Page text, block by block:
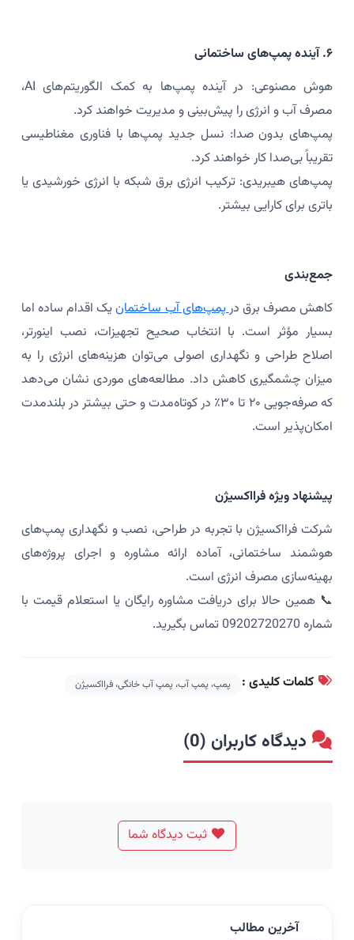
آخرین مطالب
۶. آینده پمپ‌های ساختمانی
هوش مصنوعی: در آینده پمپ‌ها به کمک الگوریتم‌های AI،
مصرف آب و انرژی را پیش‌بینی و مدیریت خواهند کرد.
پمپ‌های بدون صدا: نسل جدید پمپ‌ها با فناوری مغناطیسی
تقریباً بی‌صدا کار خواهند کرد.
پمپ‌های هیبریدی: ترکیب انرژی برق شبکه با انرژی خورشیدی یا
باتری برای کارایی بیشتر.
جمع‌بندی
کاهش مصرف برق درپمپ‌های آب ساختمانیک اقدام ساده اما
بسیار مؤثر است. با انتخاب صحیح تجهیزات، نصب اینورتر،
اصلاح طراحی و نگهداری اصولی می‌توان هزینه‌های انرژی را به
میزان چشمگیری کاهش داد. مطالعه‌های موردی نشان می‌دهد
که صرفه‌جویی ۲۰ تا ۳۰٪ در کوتاه‌مدت و حتی بیشتر در بلندمدت
امکان‌پذیر است.
پیشنهاد ویژه فرااکسیژن
شرکت فرااکسیژن با تجربه در طراحی، نصب و نگهداری پمپ‌های
هوشمند ساختمانی، آماده ارائه مشاوره و اجرای پروژه‌های
بهینه‌سازی مصرف انرژی است.
📞 همین حالا برای دریافت مشاوره رایگان یا استعلام قیمت با
شماره 09202720270 تماس بگیرید.
کلمات کلیدی : پمپ، پمپ آب، پمپ آب خانگی، فرااکسیژن
دیدگاه کاربران (0)
ثبت دیدگاه شما